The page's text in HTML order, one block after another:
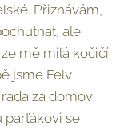
Přiznávám,
ale
mě milá kočičí
jsme Felv
za domov
parťákovi se